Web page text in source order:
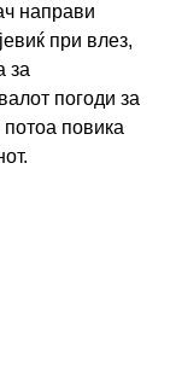
направи
при влез,
за
погоди за
повика